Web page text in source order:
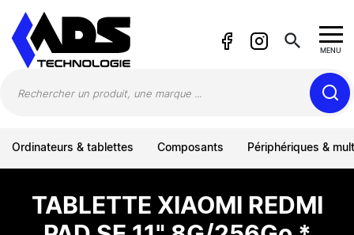
search MENU
Ordinateurs & tablettes Composants Périphériques &
TABLETTE XIAOMI REDMI